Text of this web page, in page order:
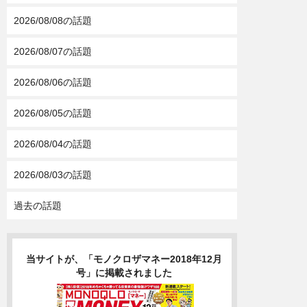
2026/08/08の話題
2026/08/07の話題
2026/08/06の話題
2026/08/05の話題
2026/08/04の話題
2026/08/03の話題
過去の話題
当サイトが、「モノクロザマネー2018年12月
号」に掲載されました